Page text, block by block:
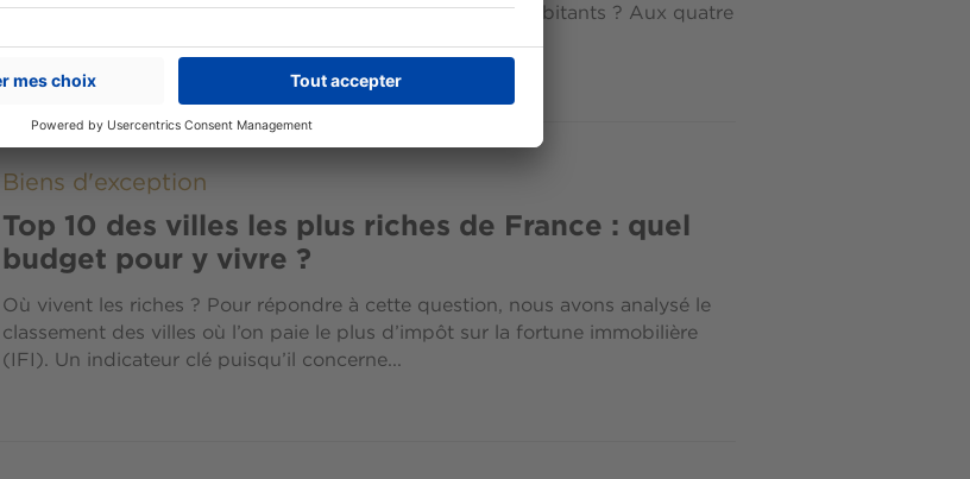
emplacement, son histoire ou encore le prestige de ses habitants ? Aux quatre
Biens d'exception
Top 10 des villes les plus riches de France : quel
budget pour y vivre ?
Où vivent les riches ? Pour répondre à cette question, nous avons analysé le
classement des villes où l’on paie le plus d’impôt sur la fortune immobilière
(IFI). Un indicateur clé puisqu’il concerne...